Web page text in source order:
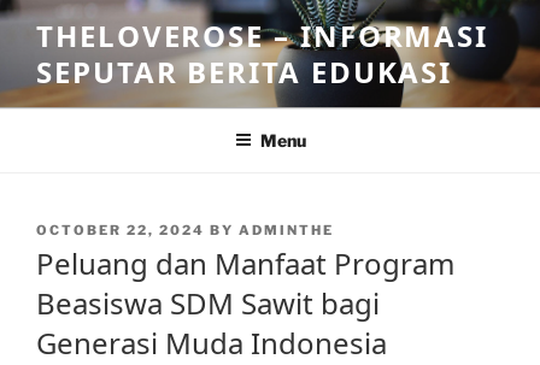
Skip
content
THELOVEROSE – INFORMASI
SEPUTAR BERITA EDUKASI
Menu
POSTED
OCTOBER 22, 2024 BY ADMINTHE
Peluang dan Manfaat Program
Beasiswa SDM Sawit bagi
Generasi Muda Indonesia